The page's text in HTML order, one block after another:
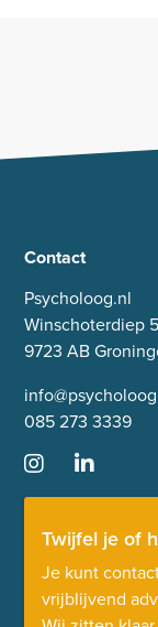
Contact
Psycholoog.nl
Winschoterdiep
9723 AB
085 273 3339
Twijfel je of
Je kunt
vrijblijvend